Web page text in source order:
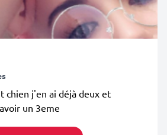
chien j'en ai déjà deux et
un 3eme